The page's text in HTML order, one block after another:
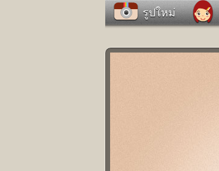
รูปใหม่